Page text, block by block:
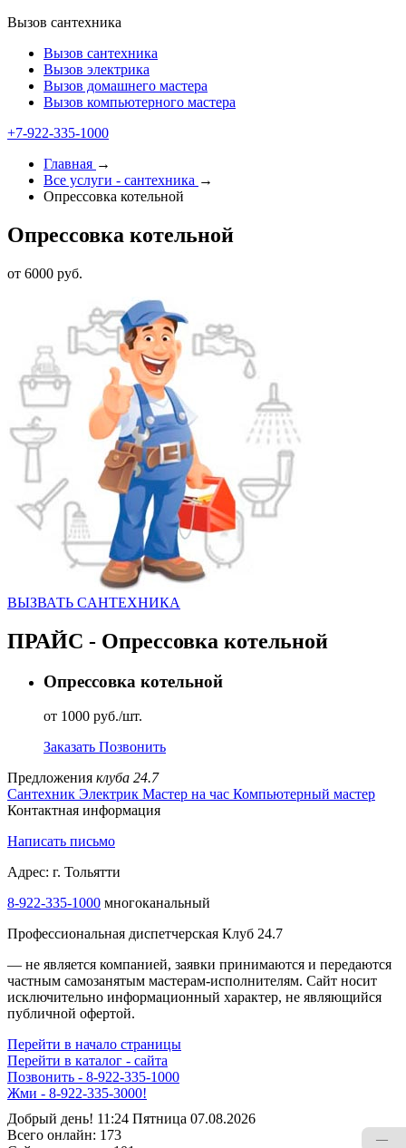
Вызов сантехника
Вызов сантехника
Вызов электрика
Вызов домашнего мастера
Вызов компьютерного мастера
+7-922-335-1000
Главная →
Все услуги - cантехника →
Опрессовка котельной
Опрессовка котельной
от 6000 руб.
ВЫЗВАТЬ CАНТЕХНИКА
ПРАЙС - Опрессовка котельной
Опрессовка котельной
от 1000 руб./шт.
Заказать Позвонить
Предложения клуба 24.7
Сантехник Электрик Мастер на час Компьютерный мастер
Контактная информация
Написать письмо
Адрес: г. Тольятти
8-922-335-1000 многоканальный
Профессиональная диспетчерская Клуб 24.7
— не является компанией, заявки принимаются и передаются
частным самозанятым мастерам‑исполнителям. Сайт носит
исключительно информационный характер, не являющийся
публичной офертой.
Перейти в начало страницы
Перейти в каталог - сайта
Позвонить - 8-922-335-1000
Жми - 8-922-335-3000!
Добрый день! 11:24 Пятница 07.08.2026
Всего онлайн: 173
—